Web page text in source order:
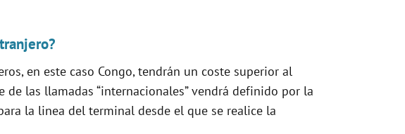
en este caso Congo, tendrán un coste superior al
las llamadas “internacionales” vendrá definido por la
la linea del terminal desde el que se realice la